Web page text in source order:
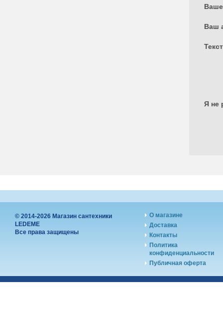
Ваш
Я не
© 2014-2026 Магазин сантехники
LEDEME
Все права защищены
О магазине
Доставка
Контакты
Политика
конфиденциальности
Публичная оферта